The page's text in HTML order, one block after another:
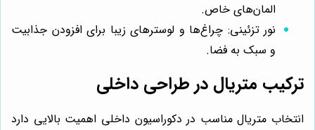
المان‌های خاص.
نور تزئینی: چراغ‌ها و لوسترهای زیبا برای افزودن جذابیت
و سبک به فضا.
ترکیب متریال در طراحی داخلی
انتخاب متریال مناسب در دکوراسیون داخلی اهمیت بالایی دارد